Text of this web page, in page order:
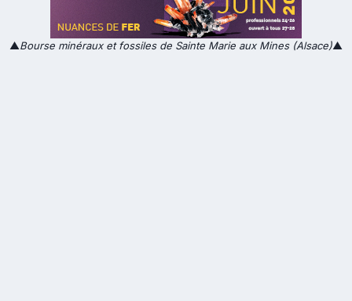
▲Bourse minéraux et fossiles de Sainte Marie aux Mines (Alsace)▲